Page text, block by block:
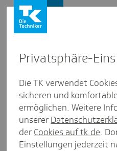
Bosnien und
Bosnien und
weniger als eine Minute
Firmenkunden
Privat­sphäre-
Die TK verwendet
sicheren und
ermöglichen. Weitere
unserer
der Cookies auf tk.de.
Einstellungen jederzeit